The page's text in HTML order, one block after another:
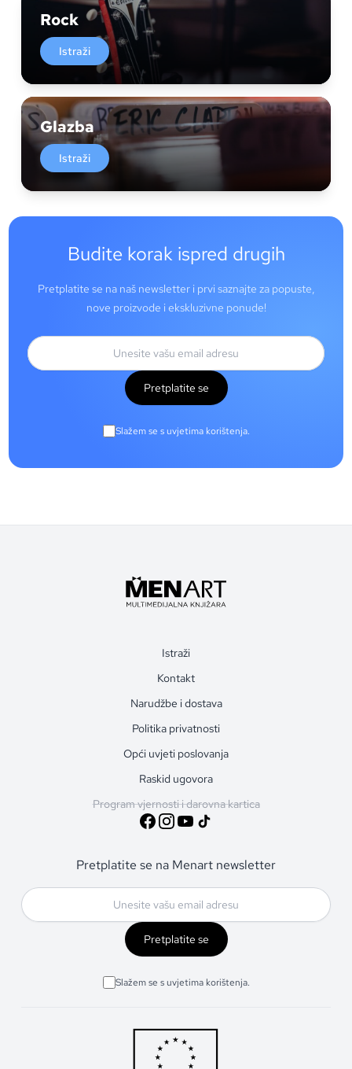
Rock
Istraži
Glazba
Istraži
Budite korak ispred drugih
Pretplatite se na naš newsletter i prvi saznajte za popuste,
nove proizvode i ekskluzivne ponude!
Pretplatite se
Slažem se s uvjetima korištenja.
Istraži
Kontakt
Narudžbe i dostava
Politika privatnosti
Opći uvjeti poslovanja
Raskid ugovora
Program vjernosti i darovna kartica
Pretplatite se na Menart newsletter
Pretplatite se
Slažem se s uvjetima korištenja.